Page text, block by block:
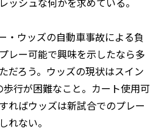
・ウッズの自動車事故による負
レー可能で興味を示したなら多
だろう。ウッズの現状はスイン
行が困難なこと。カート使用可
ればウッズは新試合でのプレー
れない。